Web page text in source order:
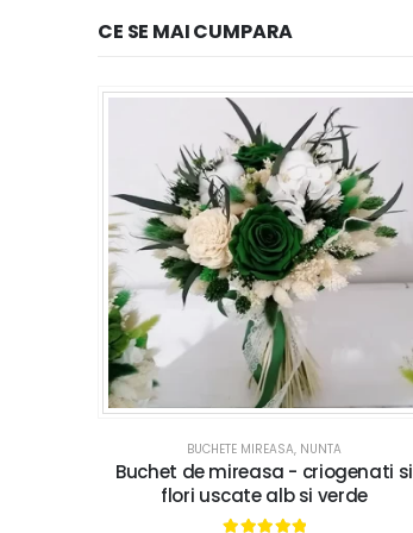
CE SE MAI CUMPARA
BUCHETE MIREASA, NUNTA
Buchet de mireasa - criogenati si
flori uscate alb si verde